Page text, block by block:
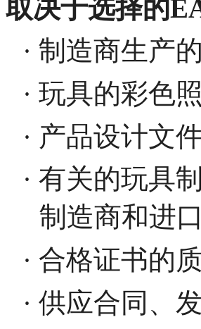
取决于选择的
· 制造商生产
· 玩具的彩色
· 产品设计文
· 有关的玩具
制造商和进
· 合格证书的
· 供应合同、